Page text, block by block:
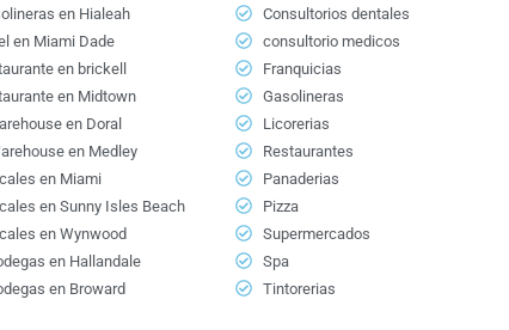
en Hialeah
en Miami Dade
en brickell
en Midtown
en Doral
en Medley
en Miami
en Sunny Isles Beach
en Wynwood
en Hallandale
en Broward
Consultorios dentales
consultorio medicos
Franquicias
Gasolineras
Licorerias
Restaurantes
Panaderias
Pizza
Supermercados
Spa
Tintorerias